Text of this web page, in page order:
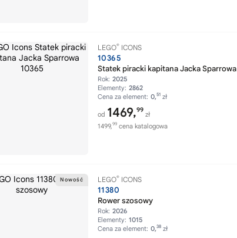
LEGO® ICONS
10365
Statek piracki kapitana Jacka Sparrowa
Rok: 2025
Elementy: 2862
Cena za element: 0,51 zł
od 1469,99
zł
1499,99 cena katalogowa
LEGO® ICONS
11380
Rower szosowy
Rok: 2026
Elementy: 1015
Cena za element: 0,38 zł